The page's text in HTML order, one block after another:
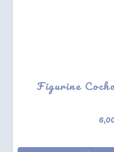
Figurine